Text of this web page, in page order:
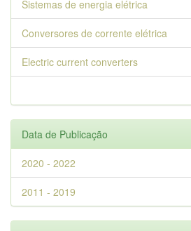
Sistemas de energia elétrica
Conversores de corrente elétrica
Electric current converters
Data de Publicação
2020 - 2022
2011 - 2019